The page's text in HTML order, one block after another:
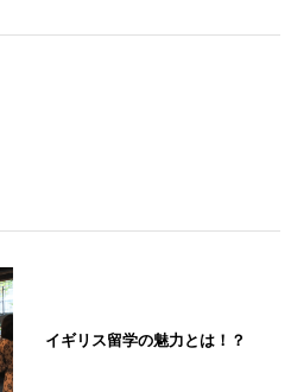
イギリス留学の魅力とは！？